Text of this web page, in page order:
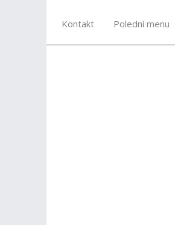
Kontakt Polední menu